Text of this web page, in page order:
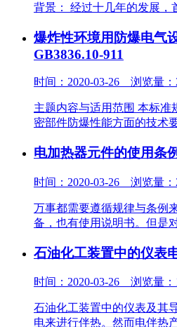
背景： 经过十几年的发展，
爆炸性环境用防爆电气
GB3836.10-911
时间：2020-03-26 浏览量：
主题内容与适用范围 本标准
密部件防爆性能方面的技术
电加热器元件的使用条
时间：2020-03-26 浏览量：
万事都需要遵循规律与条例
备，也有使用说明书。但是
石油化工装置中的仪表
时间：2020-03-26 浏览量：
石油化工装置中的仪表及其
电来进行伴热。然而电伴热